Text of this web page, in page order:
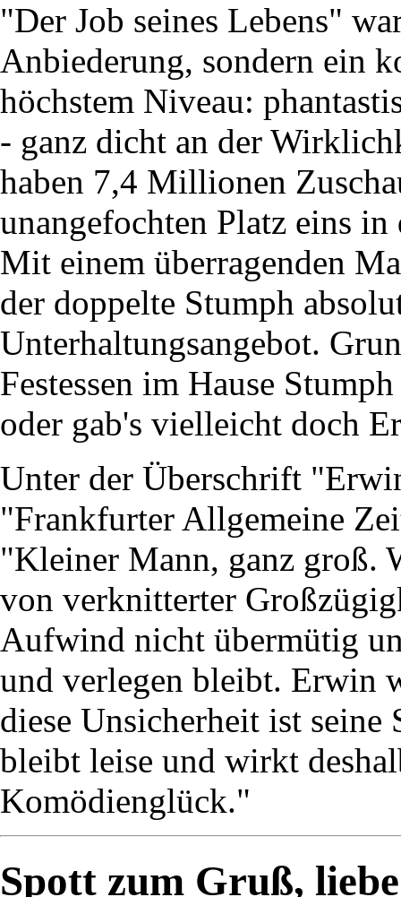
"Der Job seines Lebens"
Anbiederung, sondern ein
höchstem Niveau:
- ganz dicht an der
haben 7,4 Millionen
unangefochten Platz eins
Mit einem überragenden
der doppelte Stumph
Unterhaltungsangebot.
Festessen im Hause
oder gab's vielleicht doch
Unter der Überschrift
"Frankfurter Allgemeine
"Kleiner Mann, ganz groß.
von verknitterter
Aufwind nicht übermütig
und verlegen bleibt. Erwin
diese Unsicherheit ist
bleibt leise und wirkt
Komödienglück."
Spott zum Gruß,